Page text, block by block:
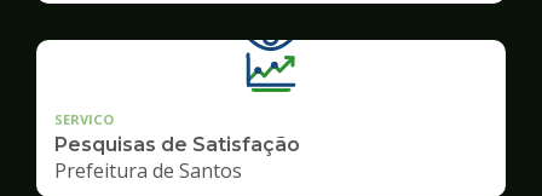
SERVICO
Pesquisas de Satisfação
Prefeitura de Santos